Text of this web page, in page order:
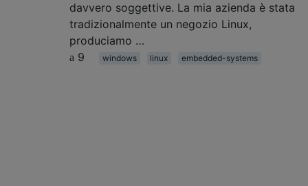
davvero soggettive. La mia azienda è stata
tradizionalmente un negozio Linux,
produciamo …
9
windows linux embedded-systems